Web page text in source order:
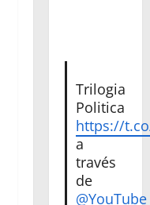
Trilogia
Politica
https://
a
través
de
@YouTube